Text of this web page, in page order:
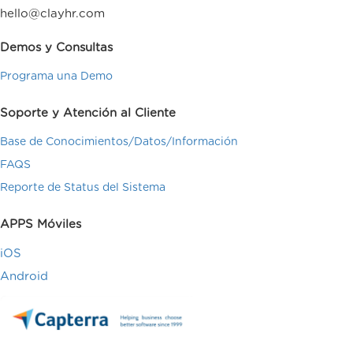
hello@clayhr.com
Demos y Consultas
Programa una Demo
Soporte y Atención al Cliente
Base de Conocimientos/Datos/Información
FAQS
Reporte de Status del Sistema
APPS Móviles
iOS
Android